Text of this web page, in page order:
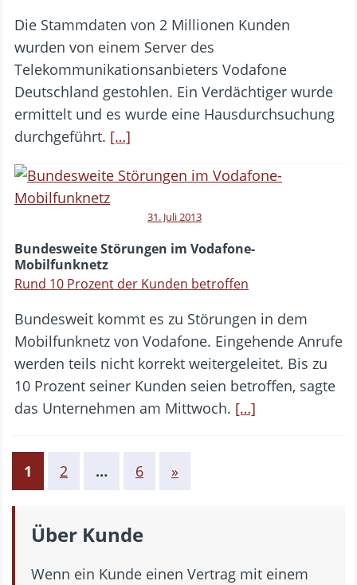
Die Stammdaten von 2 Millionen Kunden
wurden von einem Server des
Telekommunikationsanbieters Vodafone
Deutschland gestohlen. Ein Verdächtiger wurde
ermittelt und es wurde eine Hausdurchsuchung
durchgeführt. […]
31. Juli 2013
Bundesweite Störungen im Vodafone-
Mobilfunknetz
Rund 10 Prozent der Kunden betroffen
Bundesweit kommt es zu Störungen in dem
Mobilfunknetz von Vodafone. Eingehende Anrufe
werden teils nicht korrekt weitergeleitet. Bis zu
10 Prozent seiner Kunden seien betroffen, sagte
das Unternehmen am Mittwoch. […]
1 2 … 6 »
Über Kunde
Wenn ein Kunde einen Vertrag mit einem